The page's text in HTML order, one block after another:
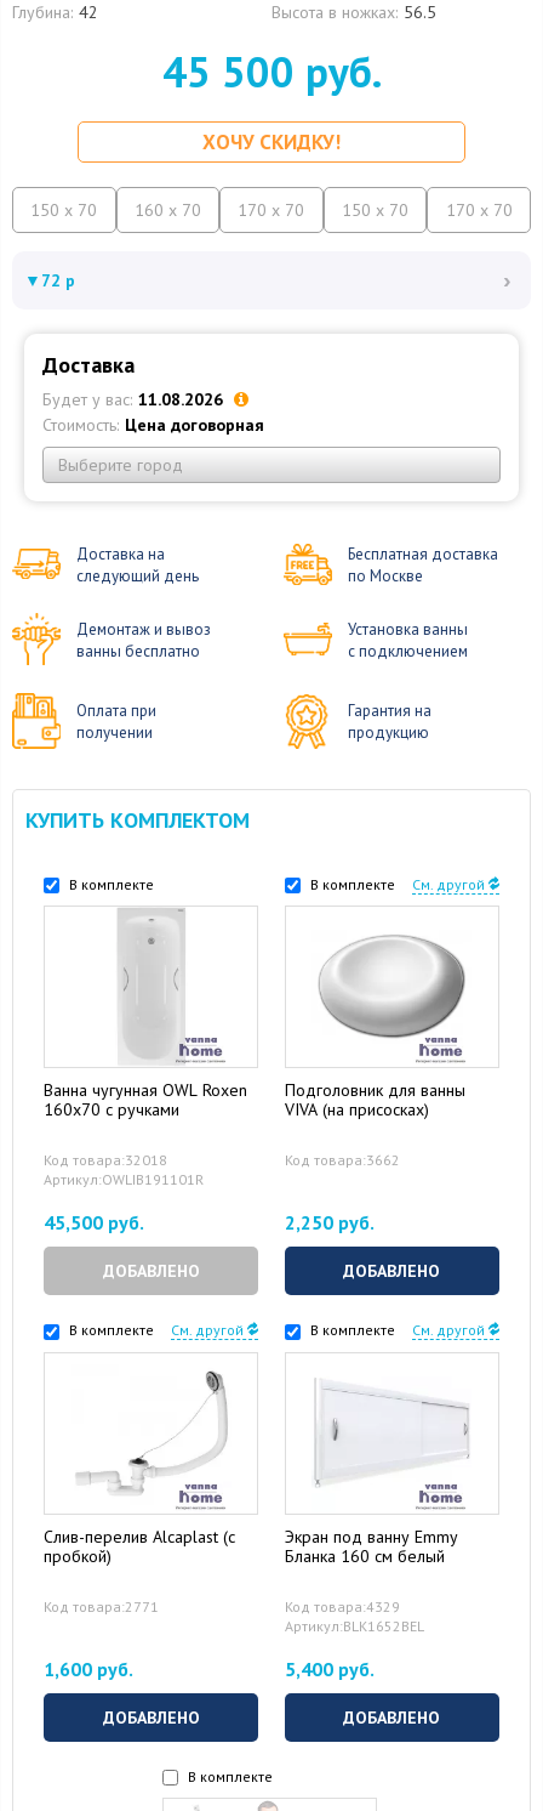
Глубина: 42 Высота в ножках: 56.5
45 500 руб.
ХОЧУ СКИДКУ!
150 x 70 160 x 70 170 x 70 150 x 70 170 x 70
▼ 72 р ›
Доставка
Будет у вас: 11.08.2026
Стоимость: Цена договорная
Выберите город
Доставка на
следующий день
Бесплатная доставка
по Москве
Демонтаж и вывоз
ванны бесплатно
Установка ванны
с подключением
Оплата при
получении
Гарантия на
продукцию
КУПИТЬ КОМПЛЕКТОМ
В комплекте
Ванна чугунная OWL Roxen
160x70 с ручками
Код товара:32018
Артикул:OWLIB191101R
45,500 руб.
ДОБАВЛЕНО
В комплекте См. другой
Подголовник для ванны
VIVA (на присосках)
Код товара:3662
2,250 руб.
ДОБАВЛЕНО
В комплекте См. другой
Слив-перелив Alcaplast (с
пробкой)
Код товара:2771
1,600 руб.
ДОБАВЛЕНО
В комплекте См. другой
Экран под ванну Emmy
Бланка 160 см белый
Код товара:4329
Артикул:BLK1652BEL
5,400 руб.
ДОБАВЛЕНО
В комплекте